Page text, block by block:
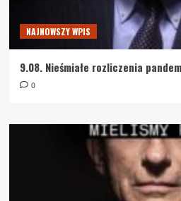
NAJNOWSZY WPIS
9.08. Nieśmiałe rozliczenia
0